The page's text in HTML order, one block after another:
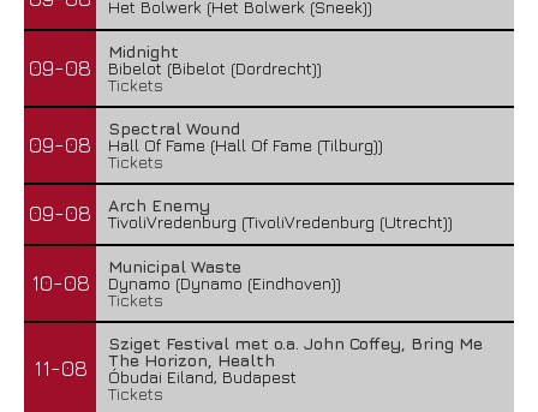
Het Bolwerk (Het Bolwerk (Sneek))
09-08
Midnight
Bibelot (Bibelot (Dordrecht))
Tickets
09-08
Spectral Wound
Hall Of Fame (Hall Of Fame (Tilburg))
Tickets
09-08
Arch Enemy
TivoliVredenburg (TivoliVredenburg (Utrecht))
10-08
Municipal Waste
Dynamo (Dynamo (Eindhoven))
Tickets
11-08
Sziget Festival met o.a. John Coffey, Bring Me
The Horizon, Health
Óbudai Eiland, Budapest
Tickets